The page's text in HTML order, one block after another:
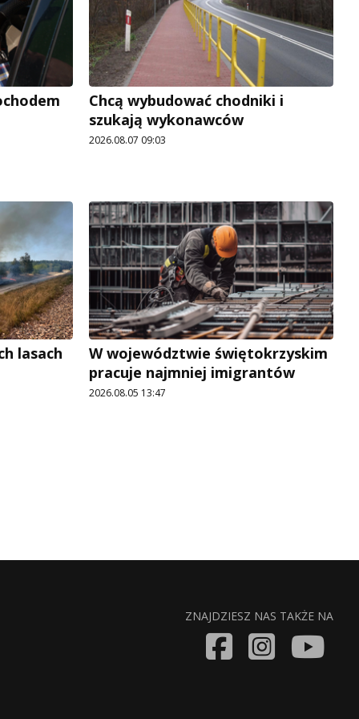
Chcą wybudować chodniki i
szukają wykonawców
2026.08.07 09:03
lasach
W województwie świętokrzyskim
pracuje najmniej imigrantów
2026.08.05 13:47
ZNAJDZIESZ NAS TAKŻE NA